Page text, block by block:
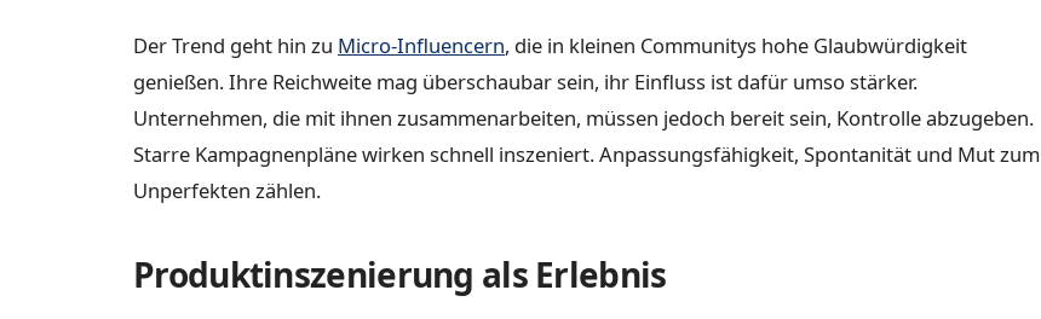
Der Trend geht hin zu Micro-Influencern, die in kleinen Communitys hohe Glaubwürdigkeit
genießen. Ihre Reichweite mag überschaubar sein, ihr Einfluss ist dafür umso stärker.
Unternehmen, die mit ihnen zusammenarbeiten, müssen jedoch bereit sein, Kontrolle abzugeben.
Starre Kampagnenpläne wirken schnell inszeniert. Anpassungsfähigkeit, Spontanität und Mut zum
Unperfekten zählen.
Produktinszenierung als Erlebnis